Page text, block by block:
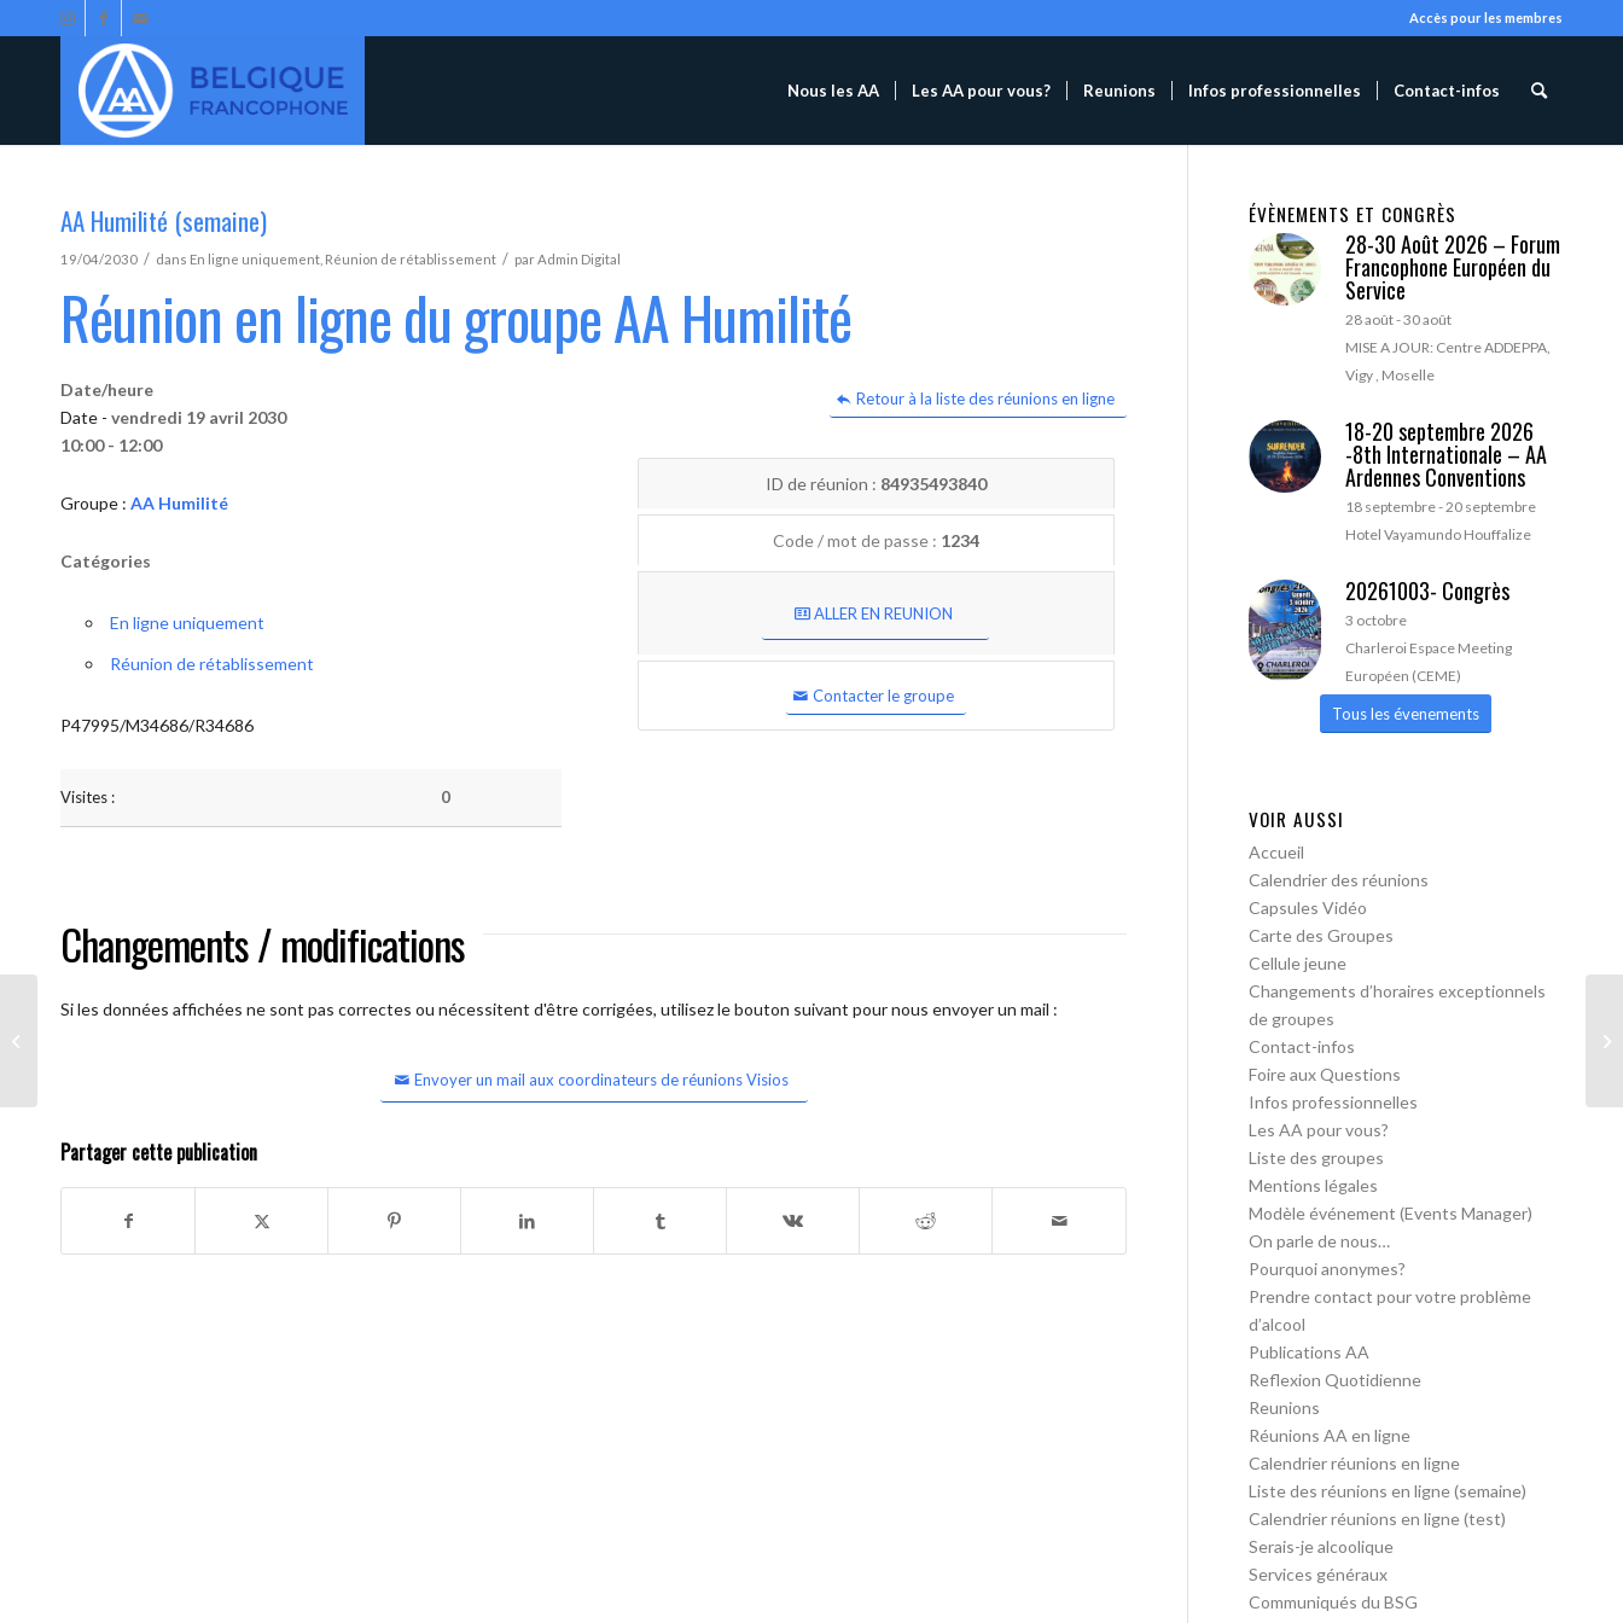
Accès pour les membres
Nous les AA Les AA pour vous? Reunions Infos professionnelles Contact-infos
AA Humilité (semaine)
19/04/2030 / dans En ligne uniquement Réunion de rétablissement / parAdmin Digital
Réunion en ligne du groupe AA Humilité
Retour à la liste des réunions en ligne
Date/heure
Date - vendredi 19 avril 2030
10:00 - 12:00
Groupe : AA Humilité
Catégories
En ligne uniquement
Réunion de rétablissement
P47995/M34686/R34686
Visites : 0
ID de réunion : 84935493840
Code / mot de passe : 1234
ALLER EN REUNION
Contacter le groupe
Changements / modifications
Si les données affichées ne sont pas correctes ou nécessitent d'être corrigées, utilisez le bouton suivant pour nous envoyer un mail :
Envoyer un mail aux coordinateurs de réunions Visios
Partager cette publication
ÉVÈNEMENTS ET CONGRÈS
28-30 Août 2026 – Forum
Francophone Européen du
Service
28 août-30 août
MISE A JOUR: Centre ADDEPPA,
Vigy , Moselle
18-20 septembre 2026
-8th Internationale – AA
Ardennes Conventions
18 septembre-20 septembre
Hotel Vayamundo Houffalize
20261003- Congrès
3 octobre
Charleroi Espace Meeting
Européen (CEME)
Tous les évenements
VOIR AUSSI
Accueil
Calendrier des réunions
Capsules Vidéo
Carte des Groupes
Cellule jeune
Changements d’horaires exceptionnels
de groupes
Contact-infos
Foire aux Questions
Infos professionnelles
Les AA pour vous?
Liste des groupes
Mentions légales
Modèle événement (Events Manager)
On parle de nous…
Pourquoi anonymes?
Prendre contact pour votre problème
d’alcool
Publications AA
Reflexion Quotidienne
Reunions
Réunions AA en ligne
Calendrier réunions en ligne
Liste des réunions en ligne (semaine)
Calendrier réunions en ligne (test)
Serais-je alcoolique
Services généraux
Communiqués du BSG